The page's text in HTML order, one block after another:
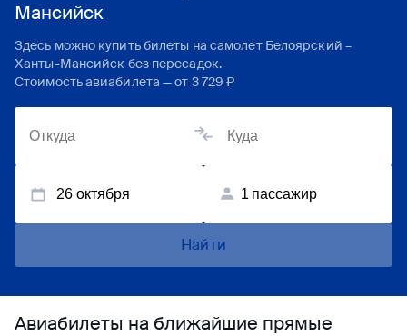
Мансийск
Здесь можно купить билеты на самолет Белоярский –
Ханты-Мансийск без пересадок.
Стоимость авиабилета — от 3 729 ₽
26 октября 1 пассажир
Найти
Авиабилеты на ближайшие прямые